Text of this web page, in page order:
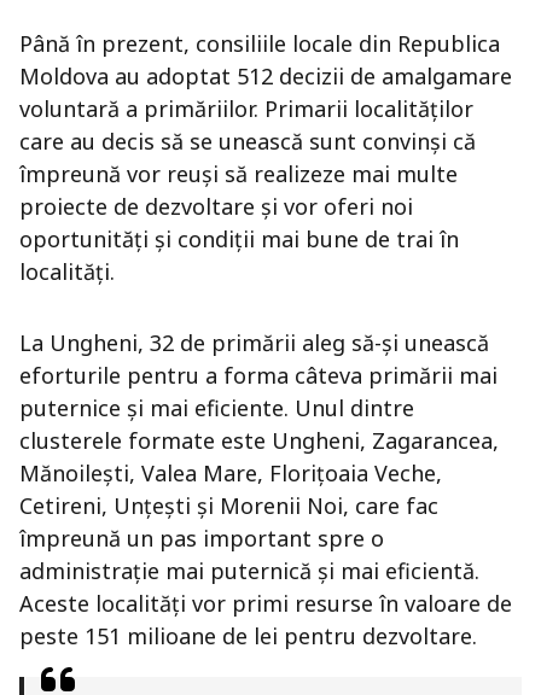
Până în prezent, consiliile locale din Republica
Moldova au adoptat 512 decizii de amalgamare
voluntară a primăriilor. Primarii localităților
care au decis să se unească sunt convinși că
împreună vor reuși să realizeze mai multe
proiecte de dezvoltare și vor oferi noi
oportunități și condiții mai bune de trai în
localități.
La Ungheni, 32 de primării aleg să-și unească
eforturile pentru a forma câteva primării mai
puternice și mai eficiente. Unul dintre
clusterele formate este Ungheni, Zagarancea,
Mănoilești, Valea Mare, Florițoaia Veche,
Cetireni, Unțești și Morenii Noi, care fac
împreună un pas important spre o
administrație mai puternică și mai eficientă.
Aceste localități vor primi resurse în valoare de
peste 151 milioane de lei pentru dezvoltare.